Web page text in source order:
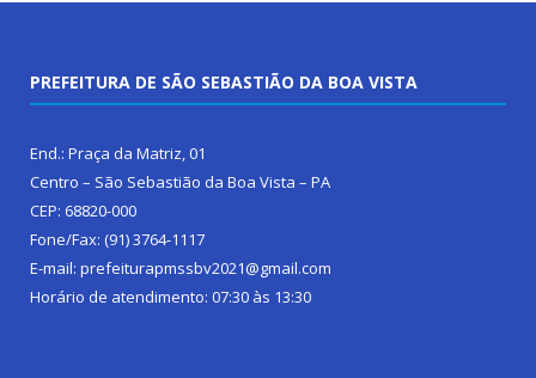
PREFEITURA DE SÃO SEBASTIÃO DA BOA VISTA
End.: Praça da Matriz, 01
Centro – São Sebastião da Boa Vista – PA
CEP: 68820-000
Fone/Fax: (91) 3764-1117
E-mail: prefeiturapmssbv2021@gmail.com
Horário de atendimento: 07:30 às 13:30